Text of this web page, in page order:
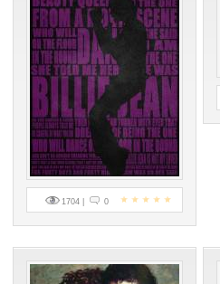
1704 | 0